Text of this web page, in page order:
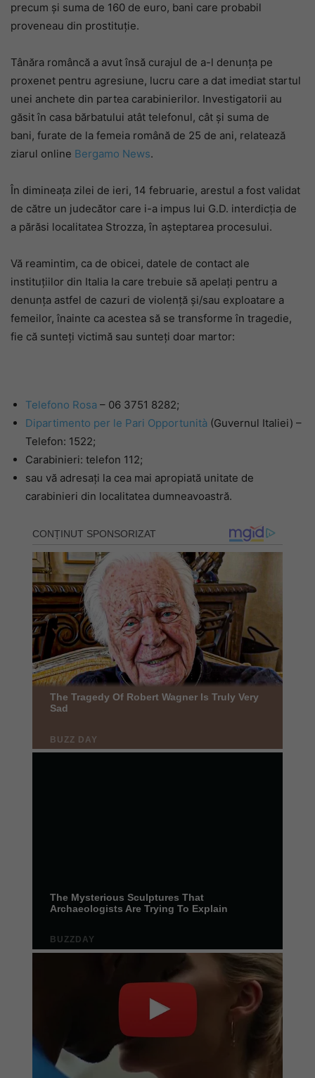
precum și suma de 160 de euro, bani care probabil
proveneau din prostituție.
Tânăra româncă a avut însă curajul de a-l denunța pe
proxenet pentru agresiune, lucru care a dat imediat startul
unei anchete din partea carabinierilor. Investigatorii au
găsit în casa bărbatului atât telefonul, cât și suma de
bani, furate de la femeia română de 25 de ani, relatează
ziarul online Bergamo News.
În dimineața zilei de ieri, 14 februarie, arestul a fost validat
de către un judecător care i-a impus lui G.D. interdicția de
a părăsi localitatea Strozza, în așteptarea procesului.
Vă reamintim, ca de obicei, datele de contact ale
instituțiilor din Italia la care trebuie să apelați pentru a
denunța astfel de cazuri de violență și/sau exploatare a
femeilor, înainte ca acestea să se transforme în tragedie,
fie că sunteți victimă sau sunteți doar martor:
Telefono Rosa – 06 3751 8282;
Dipartimento per le Pari Opportunità (Guvernul Italiei) –
Telefon: 1522;
Carabinieri: telefon 112;
sau vă adresați la cea mai apropiată unitate de
carabinieri din localitatea dumneavoastră.